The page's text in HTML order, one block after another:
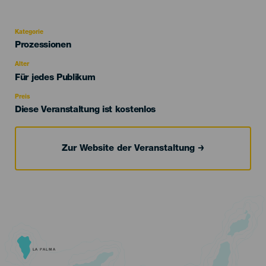
Kategorie
Categoría
evento
Prozessionen
Alter
Edad
Für jedes Publikum
Preis
Diese Veranstaltung ist kostenlos
Zur Website der Veranstaltung
LA PALMA